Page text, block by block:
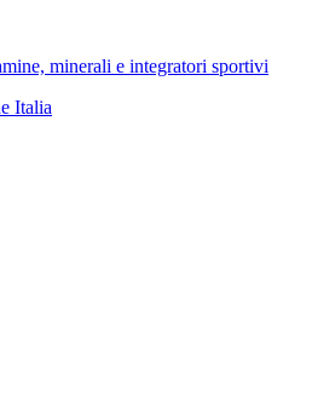
minerali e integratori sportivi